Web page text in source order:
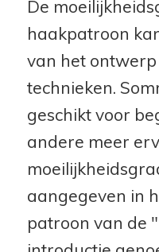
De
haakpatroon
van het
technieken.
geschikt voor
andere meer
aangegeven in
patroon van de